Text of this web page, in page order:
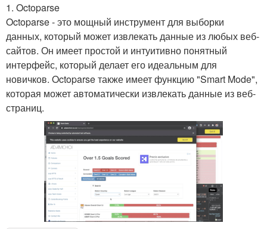
1. Octoparse
Octoparse - это мощный инструмент для выборки
данных, который может извлекать данные из любых веб-
сайтов. Он имеет простой и интуитивно понятный
интерфейс, который делает его идеальным для
новичков. Octoparse также имеет функцию "Smart Mode",
которая может автоматически извлекать данные из веб-
страниц.